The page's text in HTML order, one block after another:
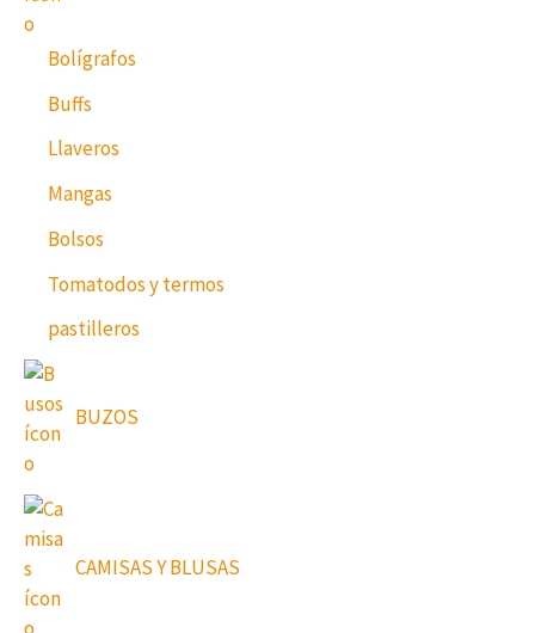
Bolígrafos
Buffs
Llaveros
Mangas
Bolsos
Tomatodos y termos
pastilleros
BUZOS
CAMISAS Y BLUSAS